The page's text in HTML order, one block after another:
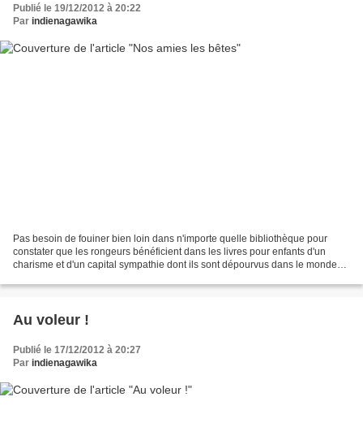
Publié le 19/12/2012 à 20:22
Par indienagawika
Pas besoin de fouiner bien loin dans n'importe quelle bibliothèque pour
constater que les rongeurs bénéficient dans les livres pour enfants d'un
charisme et d'un capital sympathie dont ils sont dépourvus dans le monde
Au voleur !
Publié le 17/12/2012 à 20:27
Par indienagawika